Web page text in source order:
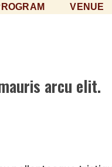
VENUE
arcu elit.